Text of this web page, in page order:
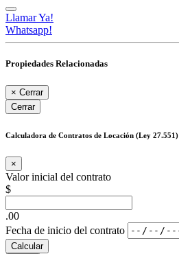
Llamar Ya!
Whatsapp!
Propiedades Relacionadas
× Cerrar
Cerrar
Calculadora de Contratos de Locación (Ley 27.551)
×
Valor inicial del contrato
$
.00
Fecha de inicio del contrato
Calcular